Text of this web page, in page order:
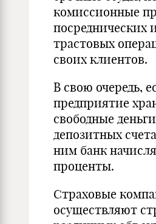
комиссионные
посреднических
трастовых
своих клиентов.
В свою очередь,
предприятие
свободные
депозитных
ним банк
проценты.
Страховые
осуществляют